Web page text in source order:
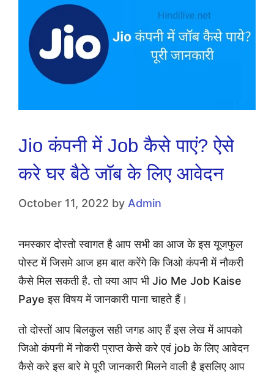
Jio कंपनी में Job कैसे पाएं? ऐसे
करे घर बैठे जॉब के लिए आवेदन
October 11, 2022 by Admin
नमस्कार दोस्तो स्वागत है आप सभी का आज के इस यूजफुल
पोस्ट में जिसमे आज हम बात करेंगे कि जिओ कंपनी में नौकरी
कैसे मिल सकती है. तो क्या आप भी Jio Me Job Kaise
Paye इस विषय में जानकारी पाना चाहते हैं।
तो दोस्तों आप बिलकुल सही जगह आए हैं इस लेख में आपको
जिओ कंपनी में नोकरी प्राप्त केसे करे एवं job के लिए आवेदन
कैसे करे इस बारे मे पूरी जानकारी मिलने वाली है इसलिए आप